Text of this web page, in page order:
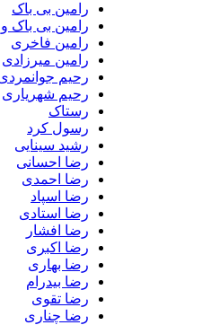
رامین بی باک
رامین بی باک و کاروئل
رامین فاخری
رامین میرزادی
رحیم جوانمردی
رحیم شهریاری
رستاک
رسول کرد
رشید سینایی
رضا احسانی
رضا احمدی
رضا اسپاد
رضا استادی
رضا افشار
رضا اکبری
رضا بهاری
رضا بیدرام
رضا تقوی
رضا چناری